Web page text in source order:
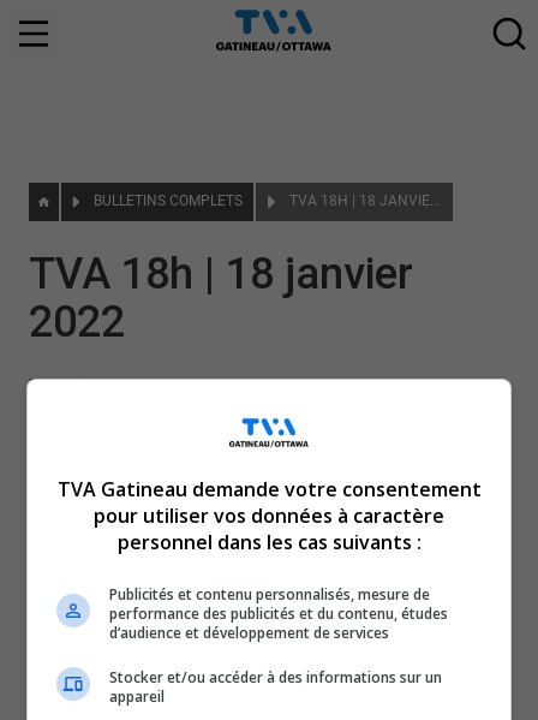
BULLETINS COMPLETS TVA 18H | 18 JANVIER 2022
TVA 18h | 18 janvier
2022
TVA Gatineau|19 janvier 2022
TVA Gatineau demande votre consentement
pour utiliser vos données à caractère
personnel dans les cas suivants :
Publicités et contenu personnalisés, mesure de
performance des publicités et du contenu, études
d’audience et développement de services
Stocker et/ou accéder à des informations sur un
appareil